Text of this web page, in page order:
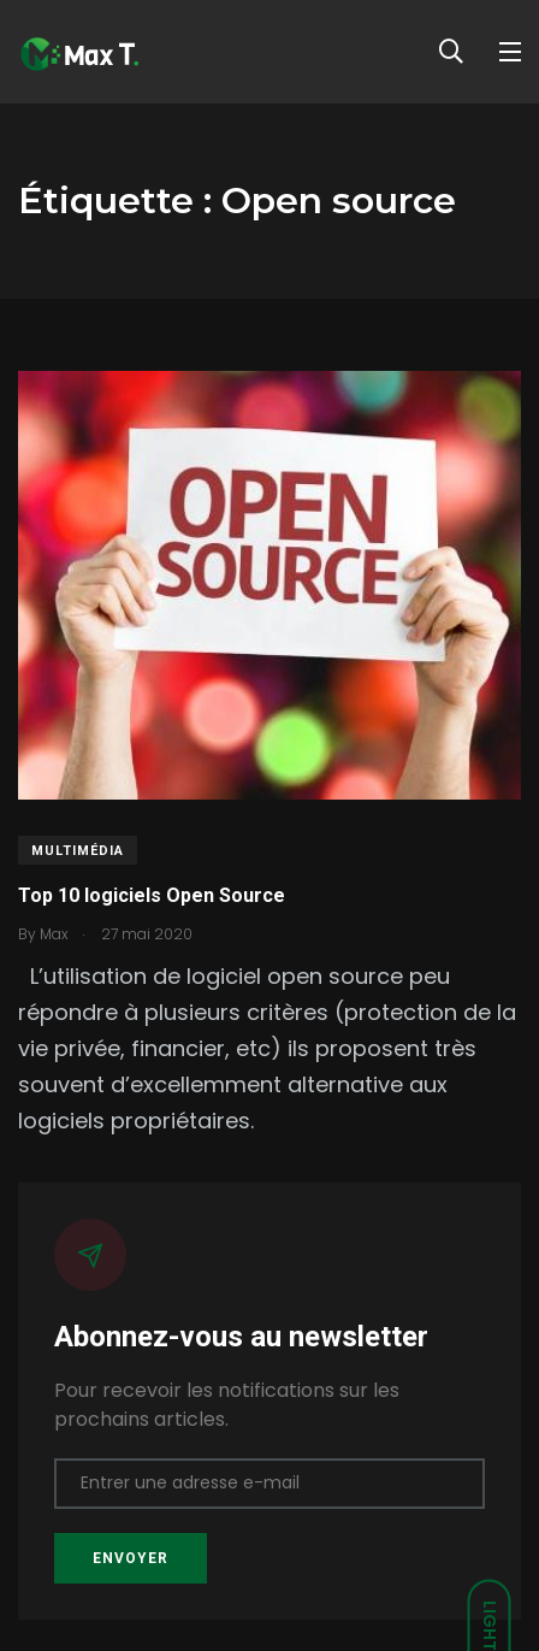
LIGHT
Étiquette : Open source
MULTIMÉDIA
Top 10 logiciels Open Source
By Max . 27 mai 2020
L’utilisation de logiciel open source peu
répondre à plusieurs critères (protection de la
vie privée, financier, etc) ils proposent très
souvent d’excellemment alternative aux
logiciels propriétaires.
Abonnez-vous au newsletter
Pour recevoir les notifications sur les
prochains articles.
Entrer une adresse e-mail
ENVOYER